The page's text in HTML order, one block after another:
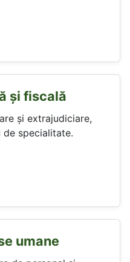
și fiscală
și extrajudiciare,
de specialitate.
umane